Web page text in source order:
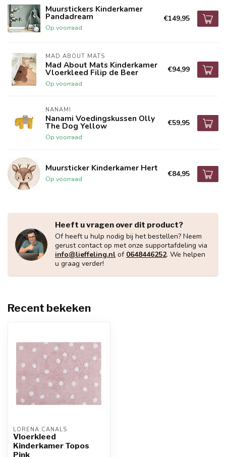
Muurstickers Kinderkamer
Pandadream
Op voorraad
€149,95
MAD ABOUT MATS
Mad About Mats Kinderkamer
Vloerkleed Filip de Beer
Op voorraad
€94,99
NANAMI
Nanami Voedingskussen Olly
The Dog Yellow
Op voorraad
€59,95
Muursticker Kinderkamer Hert
Op voorraad
€84,95
Heeft u vragen over dit product?
Of heeft u hulp nodig bij het bestellen? Neem
gerust contact op met onze supportafdeling via
info@lieffeling.nl of 0648446252. We helpen
u graag verder!
Recent bekeken
LORENA CANALS
Vloerkleed
Kinderkamer Topos
Pink